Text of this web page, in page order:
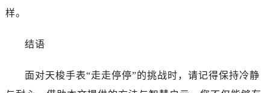
样。
结语
面对天梭手表“走走停停”的挑战时，请记得保持冷静